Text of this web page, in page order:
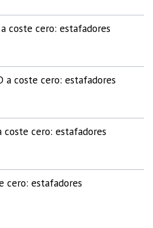
a coste cero: estafadores
a coste cero: estafadores
coste cero: estafadores
cero: estafadores